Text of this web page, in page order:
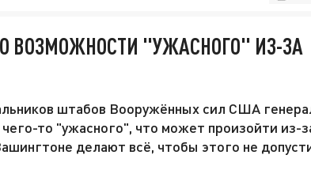
ВОЗМОЖНОСТИ "УЖАСНОГО" ИЗ-ЗА
штабов Вооружённых сил США
то "ужасного", что может произойти из-
делают всё, чтобы этого не